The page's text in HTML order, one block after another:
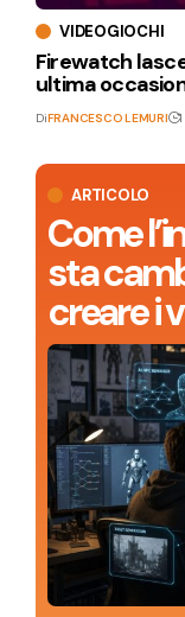
ARTICOLO
Come
sta
creare i
VIDEOGIOCHI
Firewatch
ultima
DiFRANCESCO LEMURI